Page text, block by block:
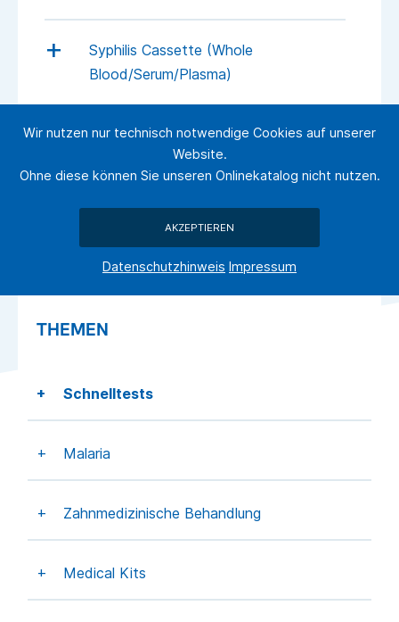
Syphilis Cassette (Whole
Blood/Serum/Plasma)
Syphilis/HIV Combo Cassette
(WB/Serum/Plasma
V.cholerae O1/O139 Antigen Combo
Cassette (Feces)
THEMEN
Schnelltests
Malaria
Zahnmedizinische Behandlung
Medical Kits
Wir nutzen nur technisch notwendige Cookies auf unserer
Website.
Ohne diese können Sie unseren Onlinekatalog nicht nutzen.
AKZEPTIEREN
Datenschutzhinweis Impressum